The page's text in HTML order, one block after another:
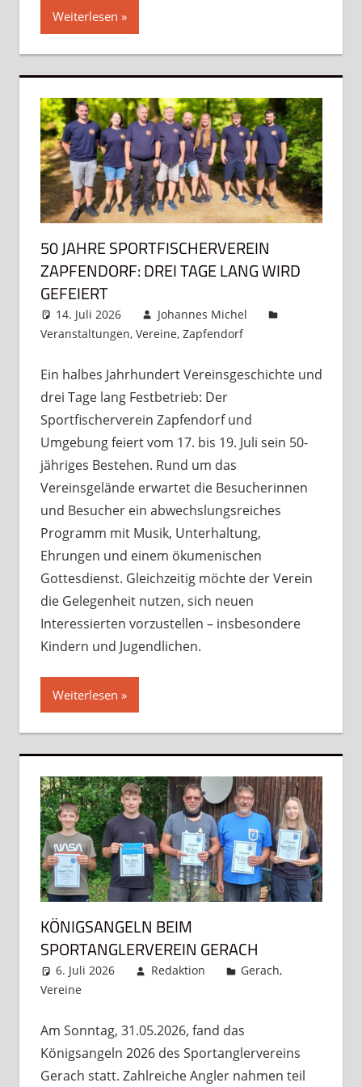
Weiterlesen
50 JAHRE SPORTFISCHERVEREIN
ZAPFENDORF: DREI TAGE LANG WIRD
GEFEIERT
14. Juli 2026
Johannes Michel
Veranstaltungen, Vereine, Zapfendorf
Ein halbes Jahrhundert Vereinsgeschichte und
drei Tage lang Festbetrieb: Der
Sportfischerverein Zapfendorf und
Umgebung feiert vom 17. bis 19. Juli sein 50-
jähriges Bestehen. Rund um das
Vereinsgelände erwartet die Besucherinnen
und Besucher ein abwechslungsreiches
Programm mit Musik, Unterhaltung,
Ehrungen und einem ökumenischen
Gottesdienst. Gleichzeitig möchte der Verein
die Gelegenheit nutzen, sich neuen
Interessierten vorzustellen – insbesondere
Kindern und Jugendlichen.
Weiterlesen
KÖNIGSANGELN BEIM
SPORTANGLERVEREIN GERACH
6. Juli 2026 Redaktion Gerach,
Vereine
Am Sonntag, 31.05.2026, fand das
Königsangeln 2026 des Sportanglervereins
Gerach statt. Zahlreiche Angler nahmen teil